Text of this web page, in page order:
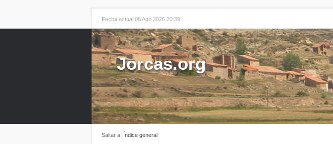
Fecha actual 08 Ago 2026 20:39
Jorcas.org
Saltar a: Índice general